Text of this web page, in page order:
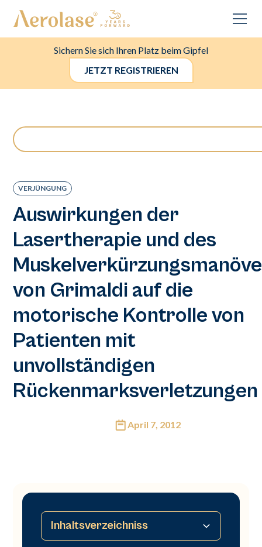
Sichern Sie sich Ihren Platz beim Gipfel
JETZT REGISTRIEREN
VERJÜNGUNG
Auswirkungen der
Lasertherapie und des
von Grimaldi auf die
motorische Kontrolle von
Patienten mit
unvollständigen
Rückenmarksverletzungen
April 7, 2012
Inhaltsverzeichniss